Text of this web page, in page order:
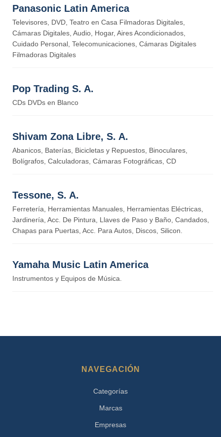
Panasonic Latin America
Televisores, DVD, Teatro en Casa Filmadoras Digitales,
Cámaras Digitales, Audio, Hogar, Aires Acondicionados,
Cuidado Personal, Telecomunicaciones, Cámaras Digitales
Filmadoras Digitales
Pop Trading S. A.
CDs DVDs en Blanco
Shivam Zona Libre, S. A.
Abanicos, Baterías, Bicicletas y Repuestos, Binoculares,
Bolígrafos, Calculadoras, Cámaras Fotográficas, CD
Tessone, S. A.
Ferretería, Herramientas Manuales, Herramientas Eléctricas,
Jardinería, Acc. De Pintura, Llaves de Paso y Baño, Candados,
Chapas para Puertas, Acc. Para Autos, Discos, Silicon.
Yamaha Music Latin America
Instrumentos y Equipos de Música.
NAVEGACIÓN
Categorías
Marcas
Empresas